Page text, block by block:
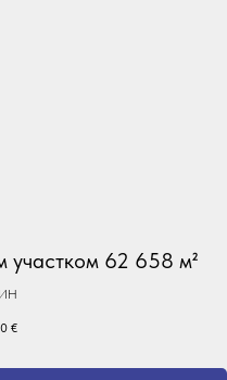
участком 62 658 м²
€